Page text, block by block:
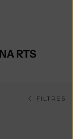
RTS
FILTRES